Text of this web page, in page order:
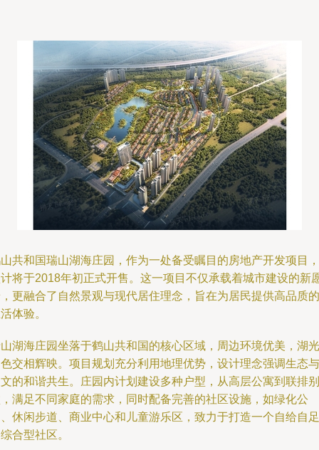
共和国瑞山湖海庄园，作为一处备受瞩目的房地产开发项目，
将于2018年初正式开售。这一项目不仅承载着城市建设的新
更融合了自然景观与现代居住理念，旨在为居民提供高品质的
体验。
湖海庄园坐落于鹤山共和国的核心区域，周边环境优美，湖光
交相辉映。项目规划充分利用地理优势，设计理念强调生态与
的和谐共生。庄园内计划建设多种户型，从高层公寓到联排别
满足不同家庭的需求，同时配备完善的社区设施，如绿化公
休闲步道、商业中心和儿童游乐区，致力于打造一个自给自足
合型社区。